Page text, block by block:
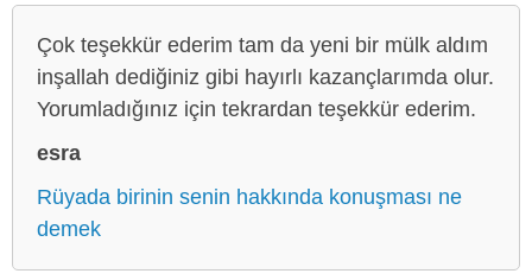
Çok teşekkür ederim tam da yeni bir mülk aldım
inşallah dediğiniz gibi hayırlı kazançlarımda olur.
Yorumladığınız için tekrardan teşekkür ederim.
esra
Rüyada birinin senin hakkında konuşması ne
demek